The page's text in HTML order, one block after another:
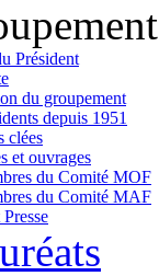
Président
du groupement
depuis 1951
clées
et ouvrages
du Comité MOF
du Comité MAF